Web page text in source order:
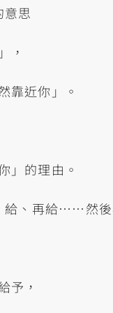
思
，
靠近你」。
」的理由。
給、再給……然後
予，